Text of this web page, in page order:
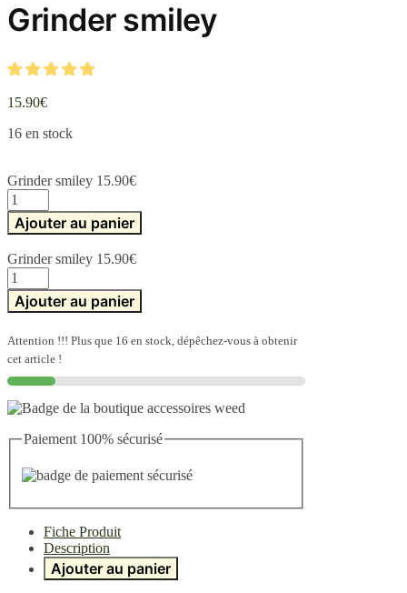
Grinder smiley
15.90€
16 en stock
Grinder smiley 15.90€
quantité
de
Grinder
Ajouter au panier
Grinder smiley 15.90€
quantité
de
Grinder
Ajouter au panier
Attention !!! Plus que 16 en stock, dépêchez-vous à obtenir
cet article !
Paiement 100% sécurisé
Fiche Produit
Description
Ajouter au panier